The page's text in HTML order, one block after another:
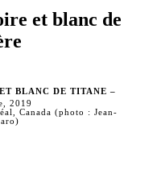
et blanc de
blanc de titane –
2019
Canada (photo : Jean-